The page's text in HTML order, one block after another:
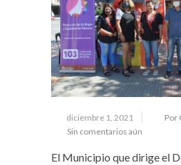
diciembre 1, 2021
Por
Sin comentarios aún
El Municipio que dirige el